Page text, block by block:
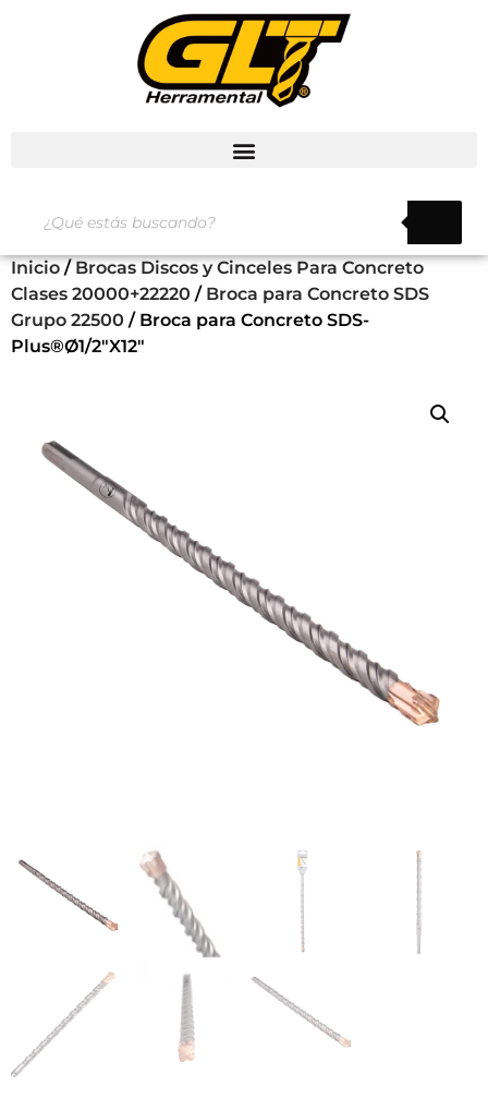
Inicio / Brocas Discos y Cinceles Para Concreto
Clases 20000+22220 / Broca para Concreto SDS
Grupo 22500 / Broca para Concreto SDS-
Plus®Ø1/2″X12″